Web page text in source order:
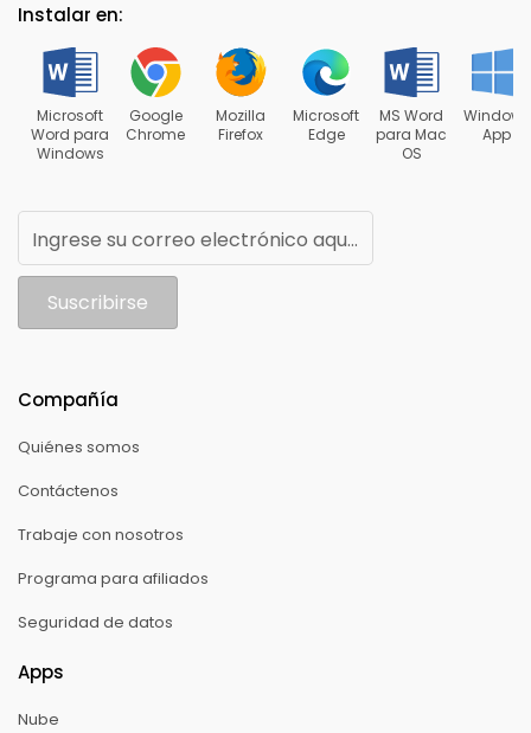
Instalar en:
Microsoft
Word para
Windows
Google
Chrome
Mozilla
Firefox
Microsoft
Edge
MS Word
para Mac
OS
Windows
App
Ingrese su correo electrónico aquí para recibir noticias de Trinka
Suscribirse
Compañía
Quiénes somos
Contáctenos
Trabaje con nosotros
Programa para afiliados
Seguridad de datos
Apps
Nube